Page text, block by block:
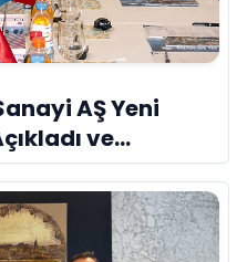
AŞ Yeni
ve
Küresel Vizyon